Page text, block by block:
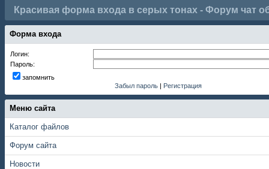
Красивая форма входа в серых тонах - Форум чат
Форма входа
Логин:
Пароль:
запомнить
Забыл пароль | Регистрация
Меню сайта
Каталог файлов
Форум сайта
Новости